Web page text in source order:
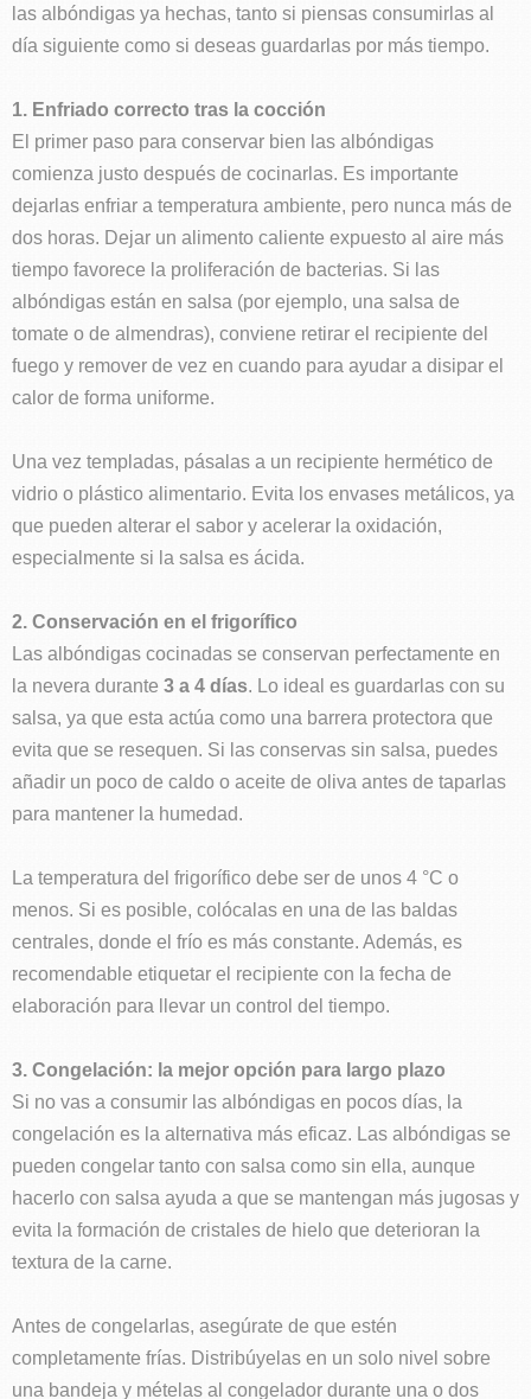
las albóndigas ya hechas, tanto si piensas consumirlas al
día siguiente como si deseas guardarlas por más tiempo.
1. Enfriado correcto tras la cocción
El primer paso para conservar bien las albóndigas
comienza justo después de cocinarlas. Es importante
dejarlas enfriar a temperatura ambiente, pero nunca más de
dos horas. Dejar un alimento caliente expuesto al aire más
tiempo favorece la proliferación de bacterias. Si las
albóndigas están en salsa (por ejemplo, una salsa de
tomate o de almendras), conviene retirar el recipiente del
fuego y remover de vez en cuando para ayudar a disipar el
calor de forma uniforme.
Una vez templadas, pásalas a un recipiente hermético de
vidrio o plástico alimentario. Evita los envases metálicos, ya
que pueden alterar el sabor y acelerar la oxidación,
especialmente si la salsa es ácida.
2. Conservación en el frigorífico
Las albóndigas cocinadas se conservan perfectamente en
la nevera durante 3 a 4 días. Lo ideal es guardarlas con su
salsa, ya que esta actúa como una barrera protectora que
evita que se resequen. Si las conservas sin salsa, puedes
añadir un poco de caldo o aceite de oliva antes de taparlas
para mantener la humedad.
La temperatura del frigorífico debe ser de unos 4 °C o
menos. Si es posible, colócalas en una de las baldas
centrales, donde el frío es más constante. Además, es
recomendable etiquetar el recipiente con la fecha de
elaboración para llevar un control del tiempo.
3. Congelación: la mejor opción para largo plazo
Si no vas a consumir las albóndigas en pocos días, la
congelación es la alternativa más eficaz. Las albóndigas se
pueden congelar tanto con salsa como sin ella, aunque
hacerlo con salsa ayuda a que se mantengan más jugosas y
evita la formación de cristales de hielo que deterioran la
textura de la carne.
Antes de congelarlas, asegúrate de que estén
completamente frías. Distribúyelas en un solo nivel sobre
una bandeja y mételas al congelador durante una o dos